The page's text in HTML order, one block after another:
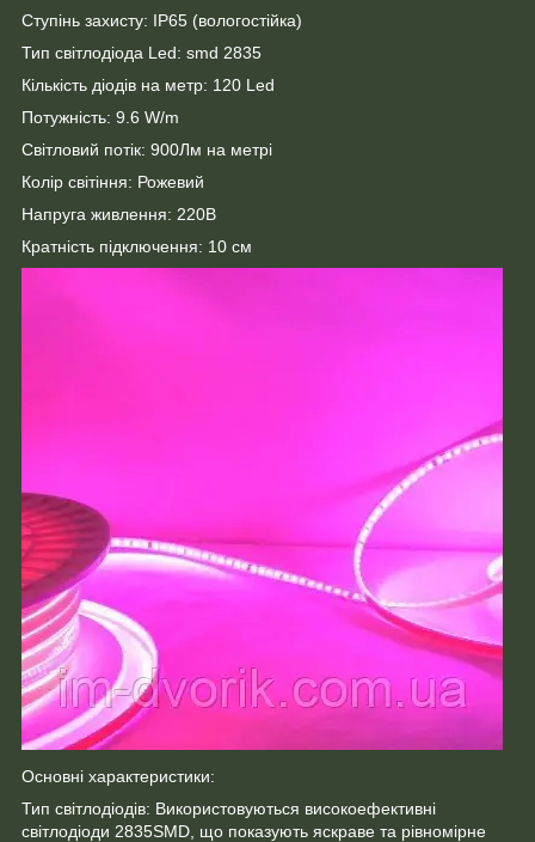
Ступінь захисту: IP65 (вологостійка)
Тип світлодіода Led: smd 2835
Кількість діодів на метр: 120 Led
Потужність: 9.6 W/m
Світловий потік: 900Лм на метрі
Колір світіння: Рожевий
Напруга живлення: 220В
Кратність підключення: 10 см
Основні характеристики:
Тип світлодіодів: Використовуються високоефективні
світлодіоди 2835SMD, що показують яскраве та рівномірне